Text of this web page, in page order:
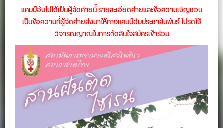
แคมป์ฮับไม่ได้เป็นผู้จัดค่ายนี้ รายละเอียดค่ายและข้อความเชิญชวน
เป็นข้อความที่ผู้จัดค่ายส่งมาให้ทางแคมป์ฮับประชาสัมพันธ์ โปรดใช้
วิจารณญาณในการตัดสินใจสมัครเข้าร่วม